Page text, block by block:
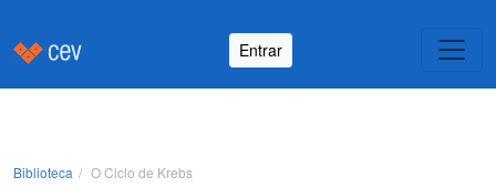
Entrar
Biblioteca O Ciclo de Krebs